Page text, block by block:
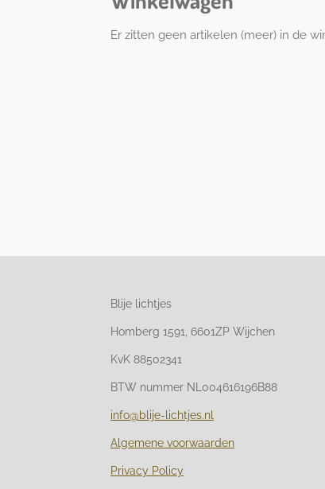
Er zitten geen artikelen (meer) in de
Blije lichtjes
Homberg 1591, 6601ZP Wijchen
KvK 88502341
BTW nummer NL004616196B88
info@blije-lichtjes.nl
Algemene voorwaarden
Privacy Policy